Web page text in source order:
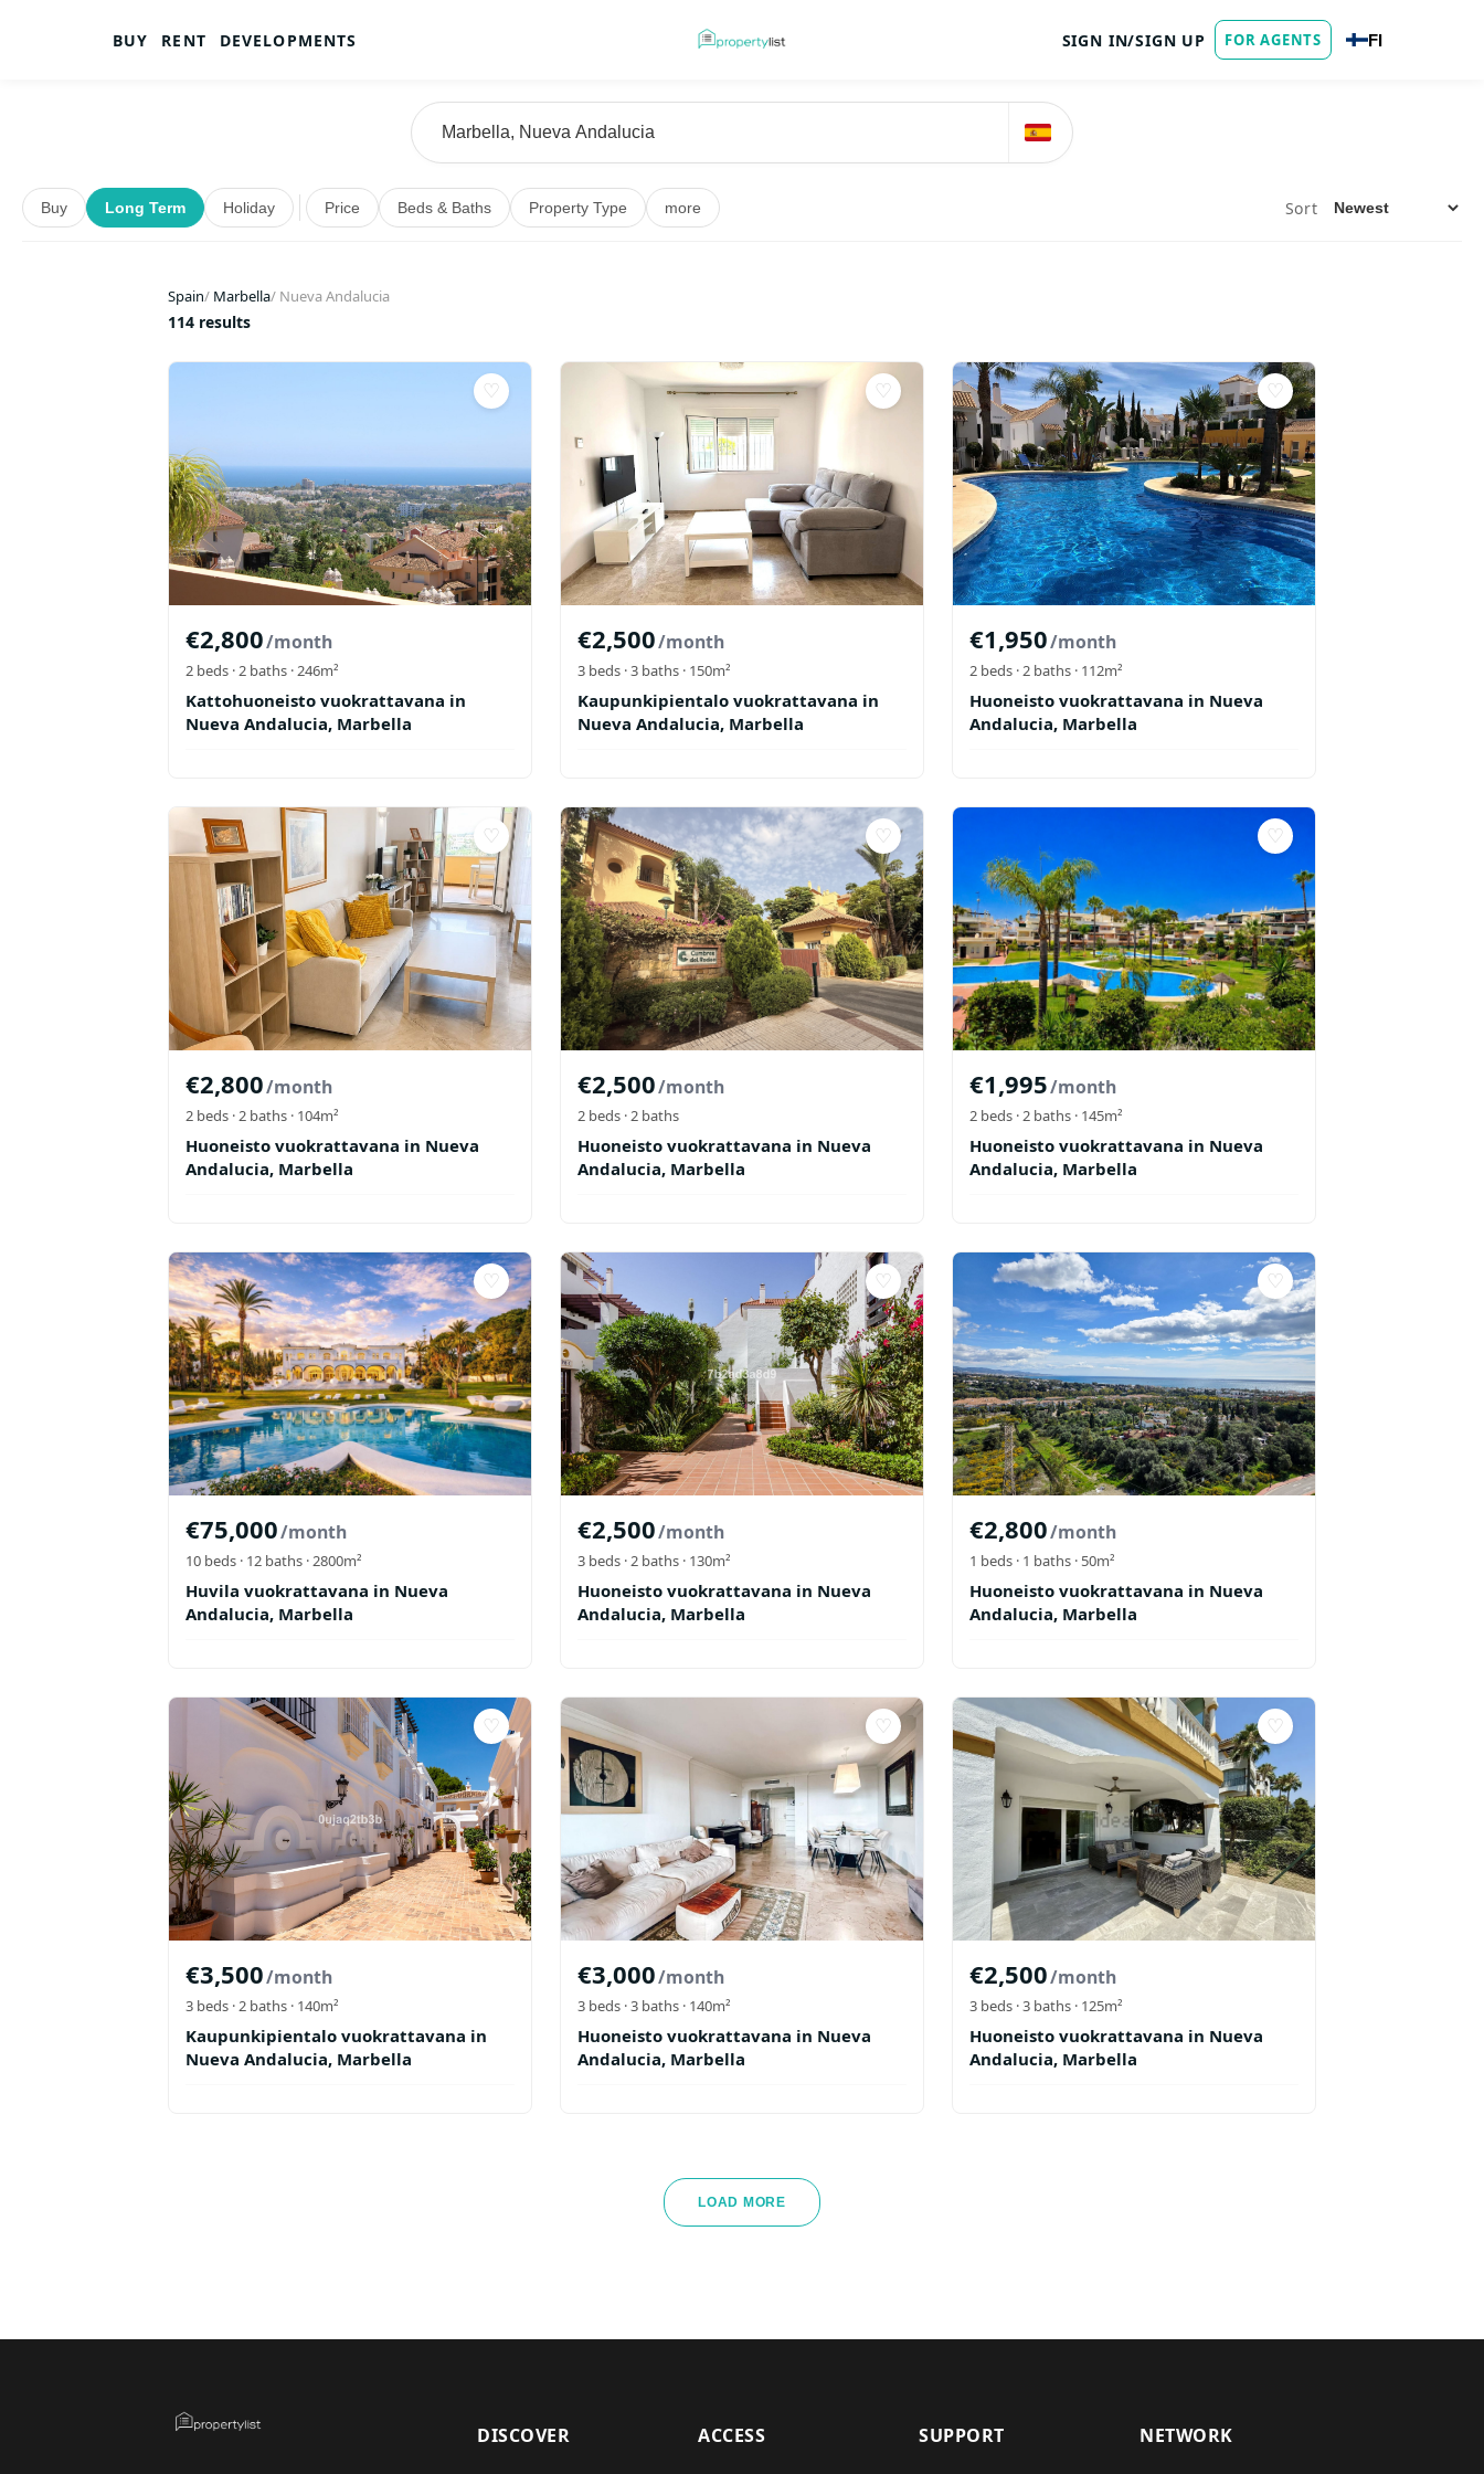
BUY RENT DEVELOPMENTS SIGN IN/SIGN UP FOR AGENTS FI
Buy Long Term Holiday Price Beds & Baths Property Type more Sort
Spain/ Marbella/ Nueva Andalucia
114 results
♡
€2,800/month
2 beds ·2 baths · 246m²
Kattohuoneisto vuokrattavana in
Nueva Andalucia, Marbella
♡
€2,500/month
3 beds ·3 baths · 150m²
Kaupunkipientalo vuokrattavana in
Nueva Andalucia, Marbella
♡
€1,950/month
2 beds ·2 baths · 112m²
Huoneisto vuokrattavana in Nueva
Andalucia, Marbella
♡
€2,800/month
2 beds ·2 baths · 104m²
Huoneisto vuokrattavana in Nueva
Andalucia, Marbella
♡
€2,500/month
2 beds ·2 baths
Huoneisto vuokrattavana in Nueva
Andalucia, Marbella
♡
€1,995/month
2 beds ·2 baths · 145m²
Huoneisto vuokrattavana in Nueva
Andalucia, Marbella
♡
€75,000/month
10 beds · 12 baths · 2800m²
Huvila vuokrattavana in Nueva
Andalucia, Marbella
♡
€2,500/month
3 beds ·2 baths · 130m²
Huoneisto vuokrattavana in Nueva
Andalucia, Marbella
♡
€2,800/month
1 beds · 1 baths · 50m²
Huoneisto vuokrattavana in Nueva
Andalucia, Marbella
♡
€3,500/month
3 beds ·2 baths · 140m²
Kaupunkipientalo vuokrattavana in
Nueva Andalucia, Marbella
♡
€3,000/month
3 beds ·3 baths · 140m²
Huoneisto vuokrattavana in Nueva
Andalucia, Marbella
♡
€2,500/month
3 beds ·3 baths · 125m²
Huoneisto vuokrattavana in Nueva
Andalucia, Marbella
LOAD MORE
DISCOVER ACCESS SUPPORT NETWORK